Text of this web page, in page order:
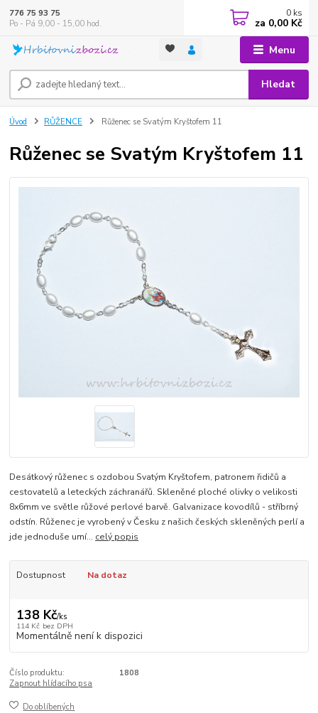
Menu
Hledat
776 75 93 75
Po - Pá 9,00 - 15,00 hod.
0 ks
za 0,00 Kč
Úvod RŮŽENCE Růženec se Svatým Kryštofem 11
Růženec se Svatým Kryštofem 11
Desátkový růženec s ozdobou Svatým Kryštofem, patronem řidičů a
cestovatelů a leteckých záchranářů. Skleněné ploché olivky o velikosti
8x6mm ve světle růžové perlové barvě. Galvanizace kovodílů - stříbrný
odstín. Růženec je vyrobený v Česku z našich českých skleněných perlí a
jde jednoduše umí... celý popis
Dostupnost Na dotaz
138 Kč/ks
114 Kč bez DPH
Momentálně není k dispozici
Číslo produktu:
1808
Zapnout hlídacího psa
Do oblíbených